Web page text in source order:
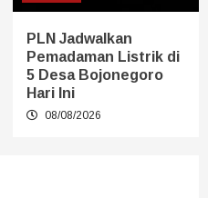
PLN Jadwalkan
Pemadaman Listrik di
5 Desa Bojonegoro
Hari Ini
08/08/2026